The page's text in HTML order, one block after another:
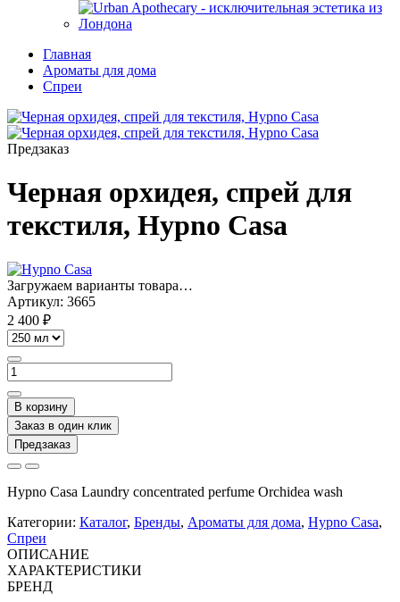
Главная
Ароматы для дома
Спреи
Предзаказ
Черная орхидея, спрей для
текстиля, Hypno Casa
Загружаем варианты товара…
Артикул: 3665
2 400 ₽
В корзину
Заказ в один клик
Предзаказ
Hypno Casa Laundry concentrated perfume Orchidea wash
Категории: Каталог, Бренды, Ароматы для дома, Hypno Casa,
Спреи
ОПИСАНИЕ
ХАРАКТЕРИСТИКИ
БРЕНД